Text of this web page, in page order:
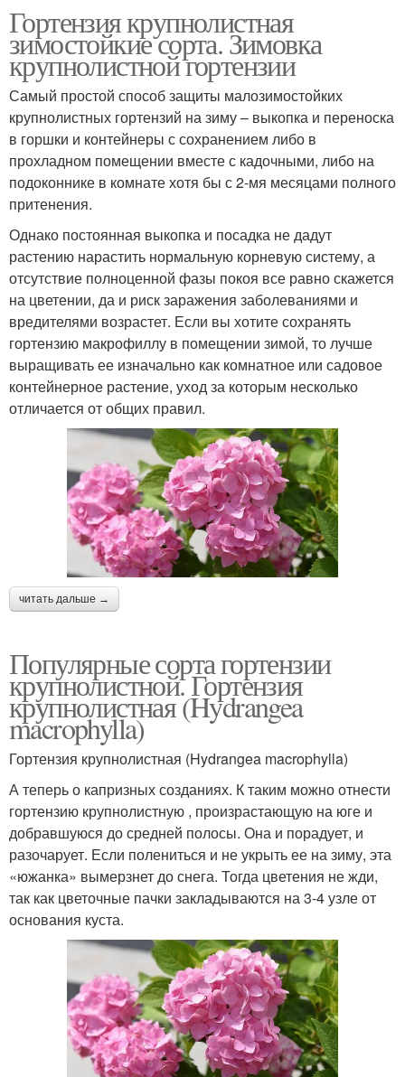
Гортензия крупнолистная
зимостойкие сорта. Зимовка
крупнолистной гортензии
Самый простой способ защиты малозимостойких
крупнолистных гортензий на зиму – выкопка и переноска
в горшки и контейнеры с сохранением либо в
прохладном помещении вместе с кадочными, либо на
подоконнике в комнате хотя бы с 2-мя месяцами полного
притенения.
Однако постоянная выкопка и посадка не дадут
растению нарастить нормальную корневую систему, а
отсутствие полноценной фазы покоя все равно скажется
на цветении, да и риск заражения заболеваниями и
вредителями возрастет. Если вы хотите сохранять
гортензию макрофиллу в помещении зимой, то лучше
выращивать ее изначально как комнатное или садовое
контейнерное растение, уход за которым несколько
отличается от общих правил.
читать дальше →
Популярные сорта гортензии
крупнолистной. Гортензия
крупнолистная (Hydrangea
macrophylla)
Гортензия крупнолистная (Hydrangea macrophylla)
А теперь о капризных созданиях. К таким можно отнести
гортензию крупнолистную , произрастающую на юге и
добравшуюся до средней полосы. Она и порадует, и
разочарует. Если полениться и не укрыть ее на зиму, эта
«южанка» вымерзнет до снега. Тогда цветения не жди,
так как цветочные пачки закладываются на 3-4 узле от
основания куста.